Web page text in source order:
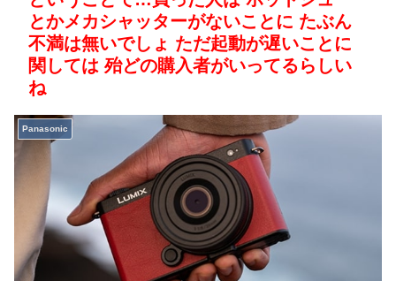
とかメカシャッターがないことに たぶん
不満は無いでしょ ただ起動が遅いことに
関しては 殆どの購入者がいってるらしい
ね
Panasonic